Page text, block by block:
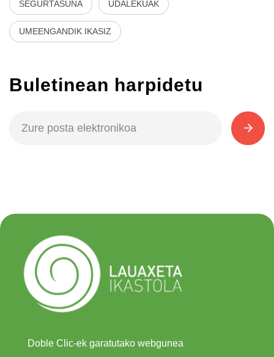
SEGURTASUNA UDALEKUAK
UMEENGANDIK IKASIZ
Buletinean harpidetu
Doble Clic-ek garatutako webgunea